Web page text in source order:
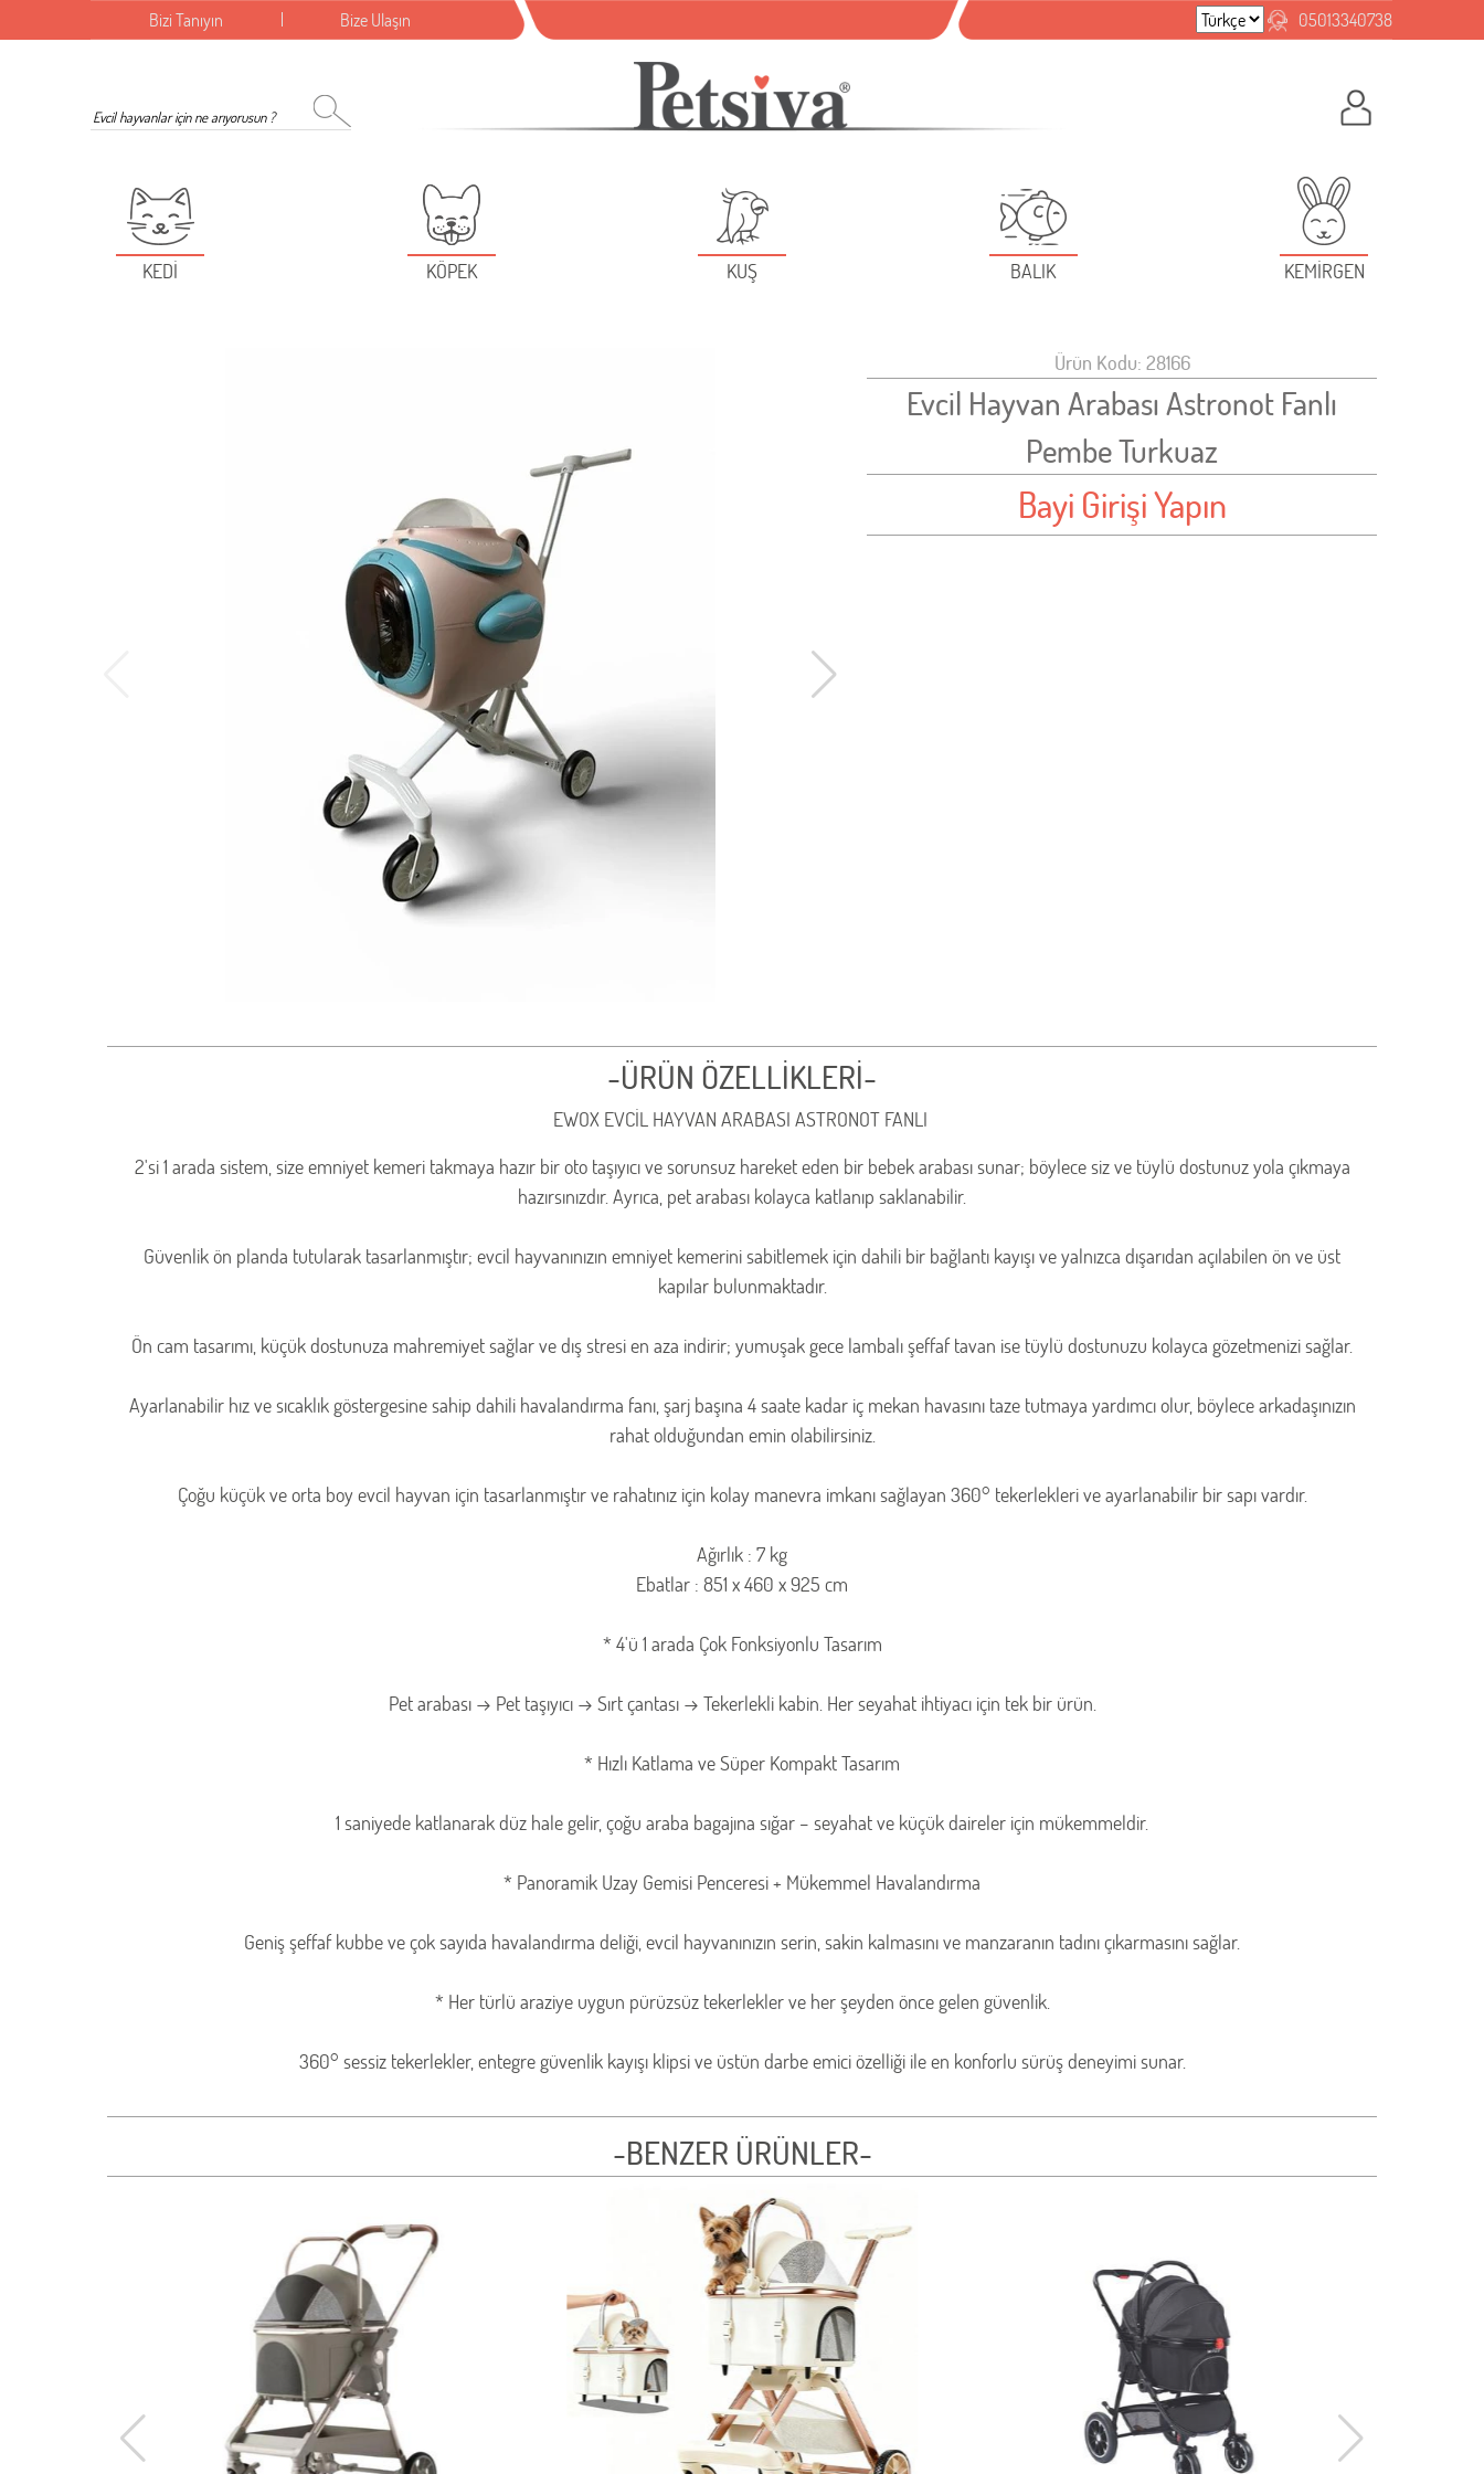
Bizi Tanıyın Bize Ulaşın 05013340738
KEDİ KÖPEK KUŞ BALIK KEMİRGEN
Ürün Kodu: 28166
Evcil Hayvan Arabası Astronot Fanlı
Pembe Turkuaz
Bayi Girişi Yapın
-ÜRÜN ÖZELLİKLERİ-
EWOX EVCİL HAYVAN ARABASI ASTRONOT FANLI
2'si 1 arada sistem, size emniyet kemeri takmaya hazır bir oto taşıyıcı ve sorunsuz hareket eden bir bebek arabası sunar; böylece siz ve tüylü dostunuz yola çıkmaya
hazırsınızdır. Ayrıca, pet arabası kolayca katlanıp saklanabilir.
Güvenlik ön planda tutularak tasarlanmıştır; evcil hayvanınızın emniyet kemerini sabitlemek için dahili bir bağlantı kayışı ve yalnızca dışarıdan açılabilen ön ve üst
kapılar bulunmaktadır.
Ön cam tasarımı, küçük dostunuza mahremiyet sağlar ve dış stresi en aza indirir; yumuşak gece lambalı şeffaf tavan ise tüylü dostunuzu kolayca gözetmenizi sağlar.
Ayarlanabilir hız ve sıcaklık göstergesine sahip dahili havalandırma fanı, şarj başına 4 saate kadar iç mekan havasını taze tutmaya yardımcı olur, böylece arkadaşınızın
rahat olduğundan emin olabilirsiniz.
Çoğu küçük ve orta boy evcil hayvan için tasarlanmıştır ve rahatınız için kolay manevra imkanı sağlayan 360° tekerlekleri ve ayarlanabilir bir sapı vardır.
Ağırlık : 7 kg
Ebatlar : 851 x 460 x 925 cm
* 4'ü 1 arada Çok Fonksiyonlu Tasarım
Pet arabası → Pet taşıyıcı → Sırt çantası → Tekerlekli kabin. Her seyahat ihtiyacı için tek bir ürün.
* Hızlı Katlama ve Süper Kompakt Tasarım
1 saniyede katlanarak düz hale gelir, çoğu araba bagajına sığar – seyahat ve küçük daireler için mükemmeldir.
* Panoramik Uzay Gemisi Penceresi + Mükemmel Havalandırma
Geniş şeffaf kubbe ve çok sayıda havalandırma deliği, evcil hayvanınızın serin, sakin kalmasını ve manzaranın tadını çıkarmasını sağlar.
* Her türlü araziye uygun pürüzsüz tekerlekler ve her şeyden önce gelen güvenlik.
360° sessiz tekerlekler, entegre güvenlik kayışı klipsi ve üstün darbe emici özelliği ile en konforlu sürüş deneyimi sunar.
-BENZER ÜRÜNLER-